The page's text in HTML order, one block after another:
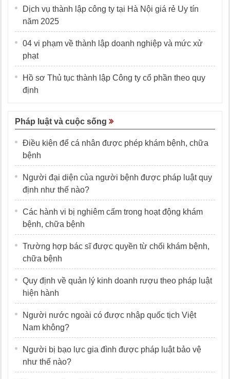
Dịch vụ thành lập công ty tại Hà Nội giá rẻ Uy tín
năm 2025
04 vi phạm về thành lập doanh nghiệp và mức xử
phạt
Hồ sơ Thủ tục thành lập Công ty cổ phần theo quy
định
Pháp luật và cuộc sống
Điều kiện để cá nhân được phép khám bệnh, chữa
bệnh
Người đại diện của người bệnh được pháp luật quy
định như thế nào?
Các hành vi bị nghiêm cấm trong hoạt động khám
bệnh, chữa bệnh
Trường hợp bác sĩ được quyền từ chối khám bệnh,
chữa bệnh
Quy định về quản lý kinh doanh rượu theo pháp luật
hiện hành
Người nước ngoài có được nhập quốc tịch Việt
Nam không?
Người bị bạo lực gia đình được pháp luật bảo vệ
như thế nào?